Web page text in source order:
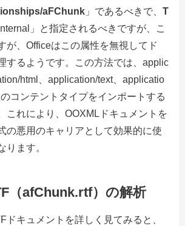
aFChunk 」であるべきで、 T
」と指定されるべきですが、こ
が、Officeはこの属性を無視してド
するようです。この方法では、applic
html、application/text、applicatio
コンテントタイプをインポートする
これにより、OOXMLドキュメントを
の悪用のキャリアとして効果的に使
ります。
（afChunk.rtf）の解析
ドキュメントを詳しく見てみると、